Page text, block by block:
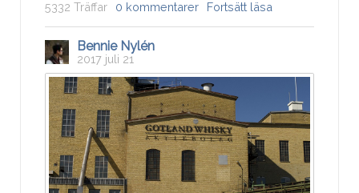
5332 Träffar 0 kommentarer Fortsätt läsa
Bennie Nylén
2017 juli 21